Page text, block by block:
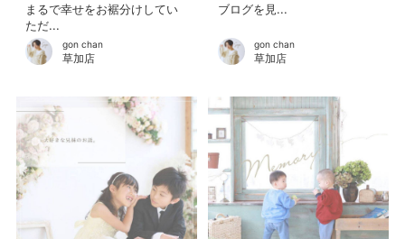
まるで幸せをお裾分けしてい
ただ...
gon chan
草加店
ブログを見...
gon chan
草加店